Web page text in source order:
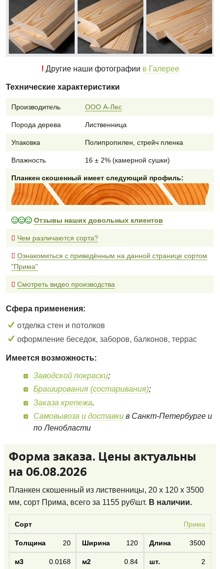
! Другие наши фотографии в Галерее
Технические характеристики
Производитель ООО А-Лес
Порода дерева Лиственница
Упаковка Полипропилен, стрейч пленка
Влажность 16 ± 2% (камерной сушки)
Планкен скошенный имеет следующий профиль:
Отзывы наших довольных клиентов
Чем различаются сорта?
Ознакомиться с приведённым на данной странице сортом
"Прима"
Смотреть видео производства
Сфера применения:
отделка стен и потолков
оформление беседок, заборов, балконов, террас
Имеется возможность:
Заводской покраски;
Браширования (состаривания);
Заказа крепежа.
Самовывоза и доставки в Санкт-Петербурге и
по Ленобласти
Форма заказа. Цены актуальны
на 06.08.2026
Планкен скошенный из лиственницы, 20 x 120 x 3500
мм, сорт Прима, всего за 1155 руб\шт. В наличии.
Прима
20 120 3500
0.0168 0.84 2